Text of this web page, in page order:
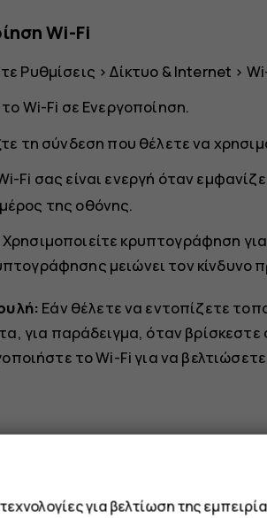
Wi-Fi
Ρυθμίσεις >Δίκτυο & Internet >
Wi-Fi σε Ενεργοποίηση.
τη σύνδεση που θέλετε να
Fi σας είναι ενεργή όταν
της οθόνης.
Χρησιμοποιείτε κρυπτογράφηση
μειώνει τον
Εάν θέλετε να εντοπίζετε
για παράδειγμα, όταν
το Wi-Fi για να
για βελτίωση της